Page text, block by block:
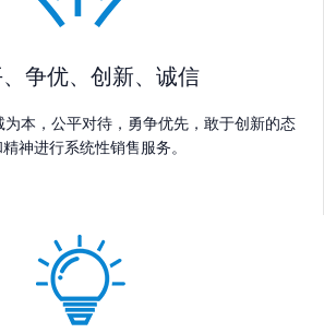
争优、创新、诚信
本，公平对待，勇争优先，敢于创新的态
神进行系统性销售服务。